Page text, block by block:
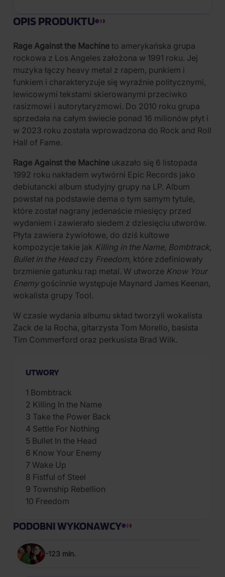
OPIS PRODUKTU
Rage Against the Machine to amerykańska grupa
rockowa z Los Angeles założona w 1991 roku. Jej
muzyka łączy heavy metal z rapem, punkiem i
funkiem i charakteryzuje się wyraźnie politycznymi,
lewicowymi tekstami skierowanymi przeciwko
rasizmowi i autorytaryzmowi. Do 2010 roku grupa
sprzedała na całym świecie ponad 16 milionów płyt i
w 2023 roku została wprowadzona do Rock and Roll
Hall of Fame.
Rage Against the Machine ukazało się 6 listopada
1992 roku nakładem wytwórni Epic Records jako
debiutancki album studyjny grupy na LP. Album
powstał na podstawie dema o tym samym tytule,
które został nagrany jedenaście miesięcy przed
wydaniem i zawierało siedem z dziesięciu utworów.
Płyta zawiera żywiołowe, do dziś kultowe
kompozycje takie jak Killing in the Name, Bombtrack,
Bullet in the Headczy Freedom, które zdefiniowały
brzmienie gatunku rap metal. W utworze Know Your
Enemygościnnie występuje Maynard James Keenan,
wokalista grupy Tool.
W czasie wydania albumu skład tworzyli wokalista
Zack de la Rocha, gitarzysta Tom Morello, basista
Tim Commerford oraz perkusista Brad Wilk.
UTWORY
1 Bombtrack
2 Killing In the Name
3 Take the Power Back
4 Settle For Nothing
5 Bullet In the Head
6 Know Your Enemy
7 Wake Up
8 Fistful of Steel
9 Township Rebellion
10 Freedom
PODOBNI WYKONAWCY
-123 min.